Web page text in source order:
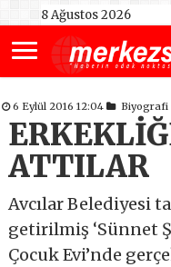
8 Ağustos 2026
6 Eylül 2016 12:04 Biyografi
ATTILAR
Avcılar Belediyesi
getirilmiş ‘Sünnet
Çocuk Evi’nde